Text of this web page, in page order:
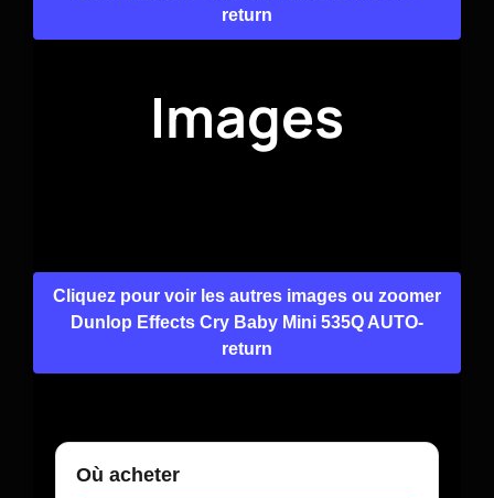
return
Images
Cliquez pour voir les autres images ou zoomer
Dunlop Effects Cry Baby Mini 535Q AUTO-
return
Où acheter